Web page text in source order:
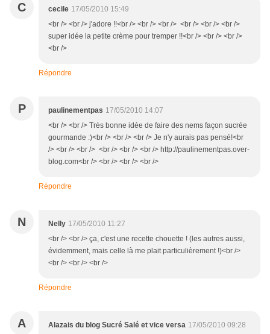
C cecile 17/05/2010 15:49
<br /> <br /> j'adore !!<br /> <br /> <br /> <br /> <br /> <br />
super idée la petite crème pour tremper !!<br /> <br /> <br />
<br />
Répondre
P paulinementpas 17/05/2010 14:07
<br /> <br /> Très bonne idée de faire des nems façon sucrée
gourmande :)<br /> <br /> <br /> Je n'y aurais pas pensé!<br
/> <br /> <br /> <br /> <br /> <br /> http://paulinementpas.over-
blog.com<br /> <br /> <br /> <br />
Répondre
N Nelly 17/05/2010 11:27
<br /> <br /> ça, c'est une recette chouette ! (les autres aussi,
évidemment, mais celle là me plait particulièrement !)<br />
<br /> <br /> <br />
Répondre
A Alazais du blog Sucré Salé et vice versa 17/05/2010 09:28